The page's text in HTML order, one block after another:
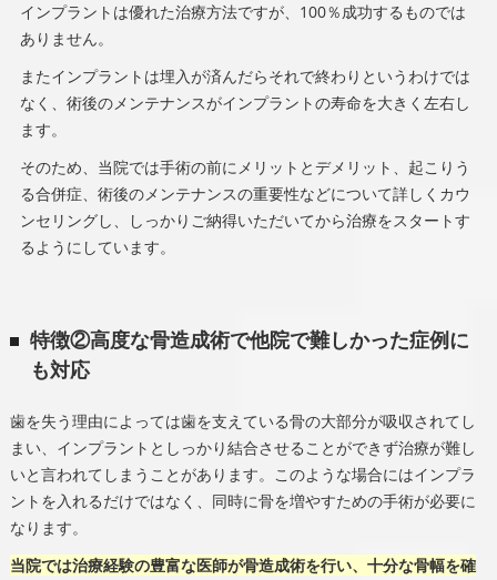
インプラントは優れた治療方法ですが、100％成功するものでは
ありません。
またインプラントは埋入が済んだらそれで終わりというわけでは
なく、術後のメンテナンスがインプラントの寿命を大きく左右し
ます。
そのため、当院では手術の前にメリットとデメリット、起こりう
る合併症、術後のメンテナンスの重要性などについて詳しくカウ
ンセリングし、しっかりご納得いただいてから治療をスタートす
るようにしています。
特徴②高度な骨造成術で他院で難しかった症例に
も対応
歯を失う理由によっては歯を支えている骨の大部分が吸収されてし
まい、インプラントとしっかり結合させることができず治療が難し
いと言われてしまうことがあります。このような場合にはインプラ
ントを入れるだけではなく、同時に骨を増やすための手術が必要に
なります。
当院では治療経験の豊富な医師が骨造成術を行い、十分な骨幅を確